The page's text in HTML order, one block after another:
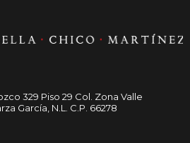
329 Piso 29 Col. Zona Valle
García, N.L. C.P. 66278